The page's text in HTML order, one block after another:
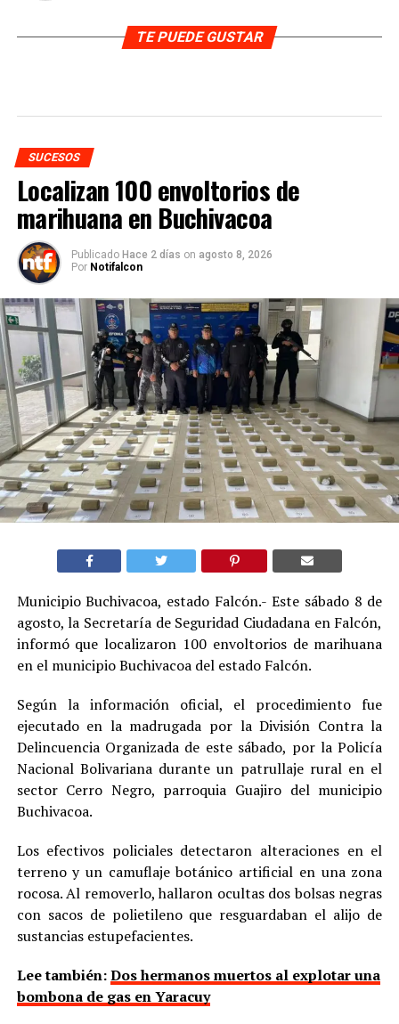
TE PUEDE GUSTAR
SUCESOS
Localizan 100 envoltorios de
marihuana en Buchivacoa
Publicado Hace 2 días on agosto 8, 2026
Por Notifalcon
Municipio Buchivacoa, estado Falcón.- Este sábado 8 de
agosto, la Secretaría de Seguridad Ciudadana en Falcón,
informó que localizaron 100 envoltorios de marihuana
en el municipio Buchivacoa del estado Falcón.
Según la información oficial, el procedimiento fue
ejecutado en la madrugada por la División Contra la
Delincuencia Organizada de este sábado, por la Policía
Nacional Bolivariana durante un patrullaje rural en el
sector Cerro Negro, parroquia Guajiro del municipio
Buchivacoa.
Los efectivos policiales detectaron alteraciones en el
terreno y un camuflaje botánico artificial en una zona
rocosa. Al removerlo, hallaron ocultas dos bolsas negras
con sacos de polietileno que resguardaban el alijo de
sustancias estupefacientes.
Lee también:Dos hermanos muertos al explotar una
bombona de gas en Yaracuy